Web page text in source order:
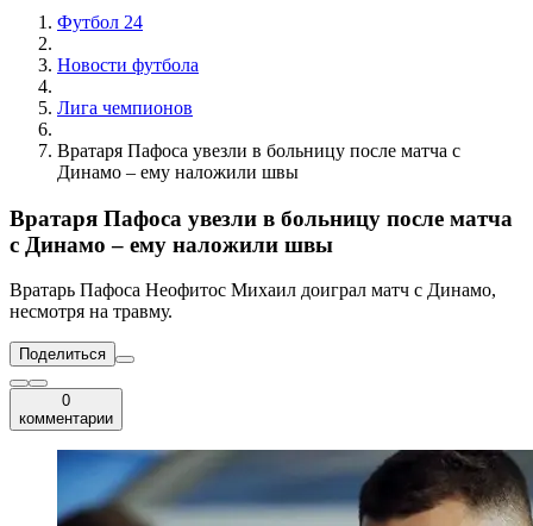
Футбол 24
Новости футбола
Лига чемпионов
Вратаря Пафоса увезли в больницу после матча с
Динамо – ему наложили швы
Вратаря Пафоса увезли в больницу после матча
с Динамо – ему наложили швы
Вратарь Пафоса Неофитос Михаил доиграл матч с Динамо,
несмотря на травму.
Поделиться
0
комментарии